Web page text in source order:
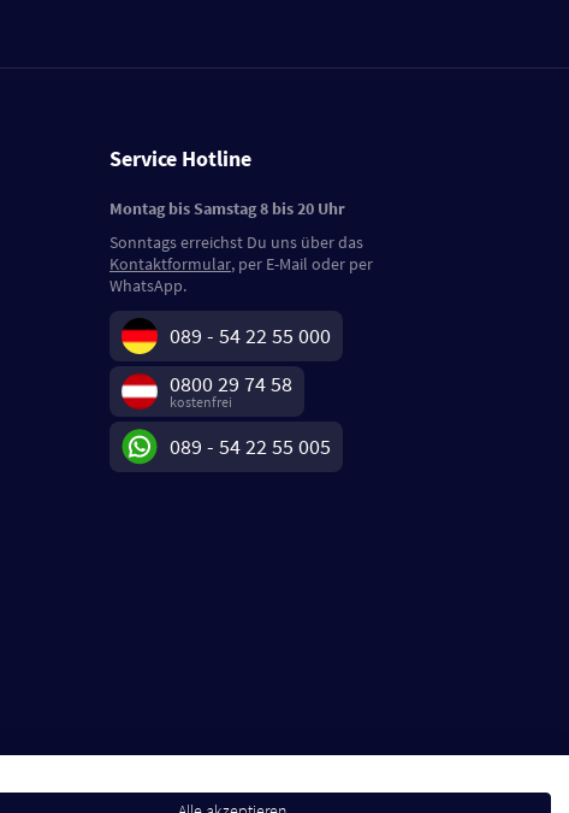
Service Hotline
Montag bis Samstag 8 bis 20 Uhr
Sonntags erreichst Du uns über das
Kontaktformular, per E-Mail oder per
WhatsApp.
089 - 54 22 55 000
0800 29 74 58
kostenfrei
089 - 54 22 55 005